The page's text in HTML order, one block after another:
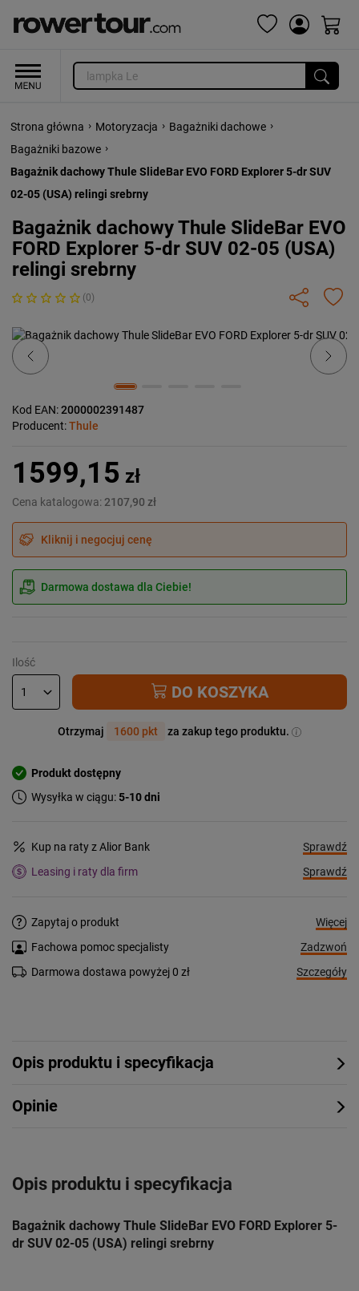
Strona główna › Motoryzacja › Bagażniki dachowe ›
Bagażniki bazowe ›
Bagażnik dachowy Thule SlideBar EVO FORD Explorer 5-dr SUV
02-05 (USA) relingi srebrny
Bagażnik dachowy Thule SlideBar EVO
FORD Explorer 5-dr SUV 02-05 (USA)
relingi srebrny
(0)
Previous Next
Kod EAN:2000002391487
Producent:Thule
1599,15 zł
Cena katalogowa: 2107,90 zł
Kliknij i negocjuj cenę
Darmowa dostawa dla Ciebie!
Ilość
DO KOSZYKA
Otrzymaj 1600 pkt za zakup tego produktu.
Produkt dostępny
Wysyłka w ciągu:5-10 dni
Kup na raty z Alior Bank
Sprawdź
Leasing i raty dla firm
Sprawdź
Zapytaj o produkt
Więcej
Fachowa pomoc specjalisty
Zadzwoń
Darmowa dostawa powyżej 0 zł
Szczegóły
Opis produktu i specyfikacja
Opinie
Opis produktu i specyfikacja
Bagażnik dachowy Thule SlideBar EVO FORD Explorer 5-
dr SUV 02-05 (USA) relingi srebrny